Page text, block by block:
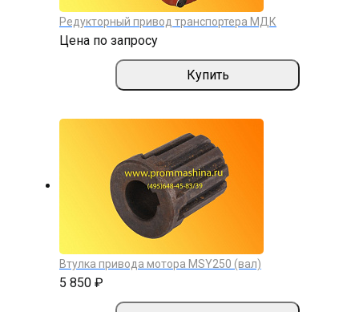
Редукторный привод транспортера МДК
Цена по запросу
Купить
Втулка привода мотора MSY250 (вал)
5 850 ₽